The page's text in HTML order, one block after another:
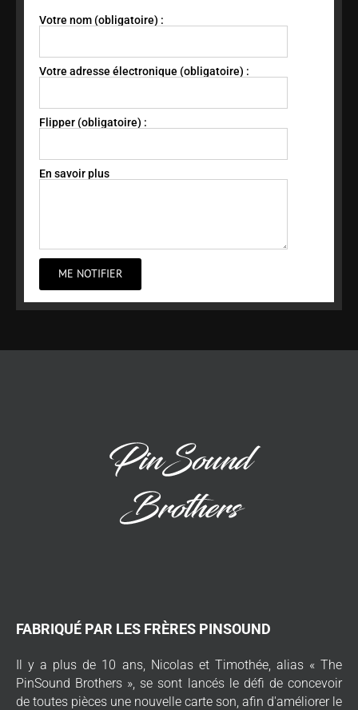
Votre nom (obligatoire) :
Votre adresse électronique (obligatoire) :
Flipper (obligatoire) :
En savoir plus
ME NOTIFIER
FABRIQUÉ PAR LES FRÈRES PINSOUND
Il y a plus de 10 ans, Nicolas et Timothée, alias « The
PinSound Brothers », se sont lancés le défi de concevoir
de toutes pièces une nouvelle carte son, afin d'améliorer le